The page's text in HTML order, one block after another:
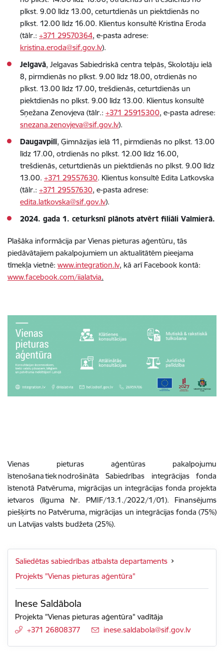
plkst. 9.00 līdz 13.00, ceturtdienās un piektdienās no
plkst. 12.00 līdz 16.00. Klientus konsultē Kristīna Eroda
(tālr.: +371 29570364, e-pasta adrese:
kristina.eroda@sif.gov.lv).
Jelgavā, Jelgavas Sabiedriskā centra telpās, Skolotāju ielā
8, pirmdienās no plkst. 9.00 līdz 18.00, otrdienās no
plkst. 13.00 līdz 17.00, trešdienās, ceturtdienās un
piektdienās no plkst. 9.00 līdz 13.00. Klientus konsultē
Sņežana Zenovjeva (tālr.: +371 25915300, e-pasta adrese:
snezana.zenovjeva@sif.gov.lv).
Daugavpilī, Ģimnāzijas ielā 11, pirmdienās no plkst. 13.00
līdz 17.00, otrdienās no plkst. 12.00 līdz 16.00,
trešdienās, ceturtdienās un piektdienās no plkst. 9.00 līdz
13.00. +371 29557630. Klientus konsultē Edita Latkovska
(tālr.: +371 29557630, e-pasta adrese:
edita.latkovska@sif.gov.lv).
2024. gada 1. ceturksnī plānots atvērt filiāli Valmierā.
Plašāka informācija par Vienas pieturas aģentūru, tās
piedāvātajiem pakalpojumiem un aktualitātēm pieejama
tīmekļa vietnē: www.integration.lv, kā arī Facebook kontā:
www.facebook.com/iialatvia.
Vienas pieturas aģentūras pakalpojumu
īstenošana tiek nodrošināta Sabiedrības integrācijas fonda
īstenotā Patvēruma, migrācijas un integrācijas fonda projekta
ietvaros (līguma Nr. PMIF/13.1./2022/1/01). Finansējums
piešķirts no Patvēruma, migrācijas un integrācijas fonda (75%)
un Latvijas valsts budžeta (25%).
Saliedētas sabiedrības atbalsta departaments
Projekts "Vienas pieturas aģentūra"
Inese Saldābola
Projekta "Vienas pieturas aģentūra" vadītāja
+371 26808377
E-pasts:
inese.saldabola@sif.gov.lv